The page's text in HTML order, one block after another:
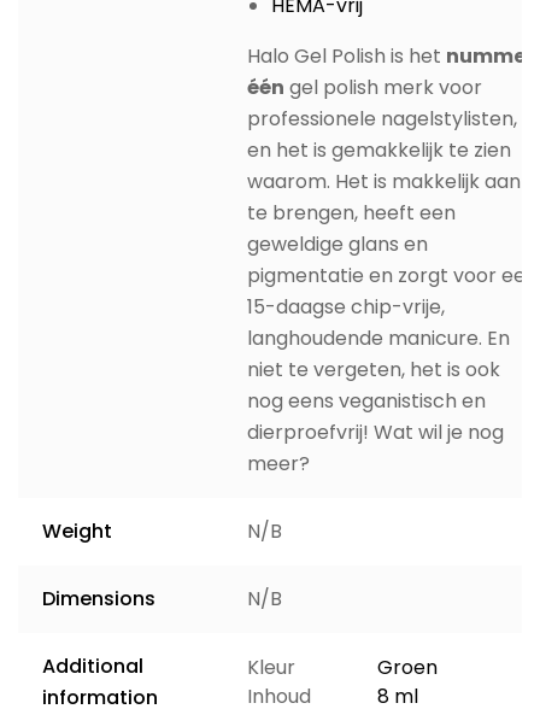
Halo Gel Polish is het nummer
één gel polish merk voor
professionele nagelstylisten,
en het is gemakkelijk te zien
waarom. Het is makkelijk aan
te brengen, heeft een
geweldige glans en
pigmentatie en zorgt voor een
15-daagse chip-vrije,
langhoudende manicure. En
niet te vergeten, het is ook
nog eens veganistisch en
dierproefvrij! Wat wil je nog
meer?
Weight N/B
Dimensions N/B
Additional
information
Kleur
Groen
Inhoud
8 ml